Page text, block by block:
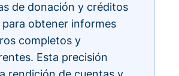
de donación y créditos
para obtener informes
completos y
Esta precisión